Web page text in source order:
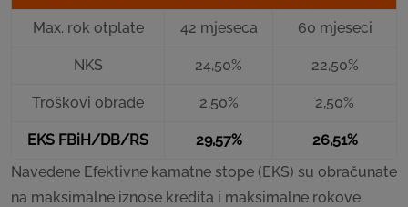
Max. rok otplate 42 mjeseca 60 mjeseci
NKS 24,50% 22,50%
Troškovi obrade 2,50% 2,50%
EKS FBiH/DB/RS 29,57%
26,51%
Navedene Efektivne kamatne stope (EKS) su obračunate
na maksimalne iznose kredita i maksimalne rokove